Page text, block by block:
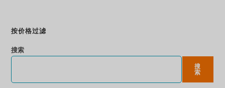
按价格过滤
搜索
搜
索